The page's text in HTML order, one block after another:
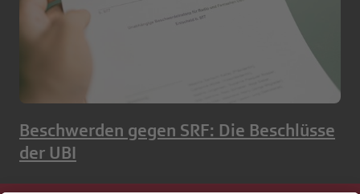
Beschwerden gegen SRF: Die Beschlüsse
der UBI